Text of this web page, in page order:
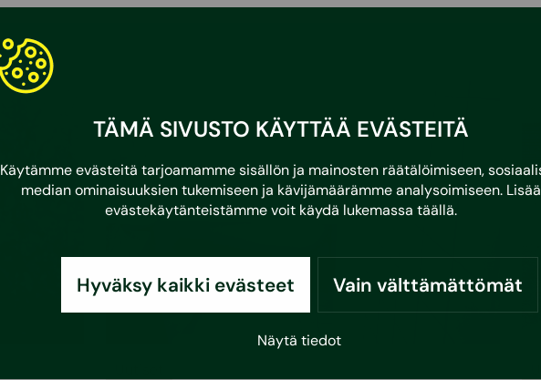
TÄMÄ SIVUSTO KÄYTTÄÄ EVÄSTEITÄ
Käytämme evästeitä tarjoamamme sisällön ja mainosten räätälöimiseen,
median ominaisuuksien tukemiseen ja kävijämäärämme analysoimiseen. Lisää
evästekäytänteistämme voit käydä lukemassa täällä.
Hyväksy kaikki evästeet Vain välttämättömät
Näytä tiedot